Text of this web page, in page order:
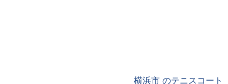
横浜市 のテニスコート